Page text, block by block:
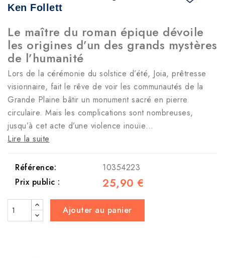
Ken Follett
Le maître du roman épique dévoile
les origines d’un des grands mystères
de l’humanité
Lors de la cérémonie du solstice d’été, Joia, prêtresse
visionnaire, fait le rêve de voir les communautés de la
Grande Plaine bâtir un monument sacré en pierre
circulaire. Mais les complications sont nombreuses,
jusqu’à cet acte d’une violence inouïe…
Lire la suite
Référence:
10354223
Prix public :
25,90 €
Ajouter au panier